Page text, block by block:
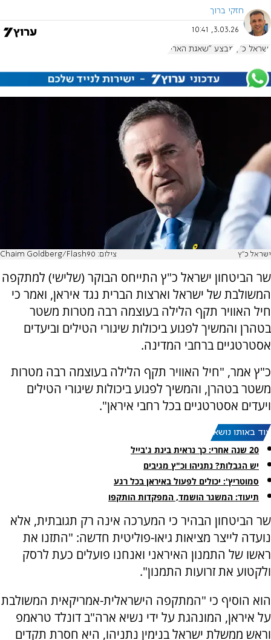
חזקי ברוך
3.03.26, 10:41
ישראל כ"ץ מבצע "שאגת הארי"
ישראל כ"ץ צילום: Chaim Goldberg/Flash90
שר הביטחון ישראל כ"ץ התייחס הבוקר (שלישי) למתקפה
המשולבת של ישראל וארצות הברית נגד איראן, ואמר כי
חיל האוויר תקף הלילה בעוצמה רבה מטרות משטר
בטהרן והמשיך לפגוע ביכולות שיגורי הטילים וביעדים
אסטרטגיים ברחבי המדינה.
כ"ץ אמר, "חיל האוויר תקף הלילה בעוצמה רבה מטרות
משטר בטהרן, והמשיך לפגוע ביכולות שיגורי הטילים
ויעדים אסטרטגיים בכל רחבי איראן".
עוד באותו נושא:
20 שנה אחרי: כך נראית בינת ג'בייל
יש הגבלות? נתניהו וכ"ץ מגיבים
סמוטריץ': יכולים לפעול באיראן בכל רגע
תיעוד: המשגר הושמד, המפקדות הותקפו
שר הביטחון הבהיר כי המערכה אינה רק תגובתית, אלא
נועדה לייצר מציאות גיאו-פוליטית חדשה: "התזנו את
ראשו של התמנון האיראני ואנחנו פועלים כעת לרסק
ולקטוע את זרועות התמנון".
הוא הוסיף כי "המתקפה הישראלית-אמריקאית המשולבת
על איראן, המונהגת על ידי נשיא ארה"ב דונלד טראמפ
וראש ממשלת ישראל בנימין נתניהו, היא חסרת תקדים